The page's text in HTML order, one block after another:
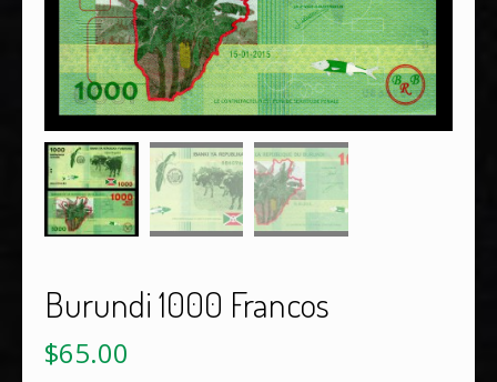
Burundi 1000 Francos
$65.00